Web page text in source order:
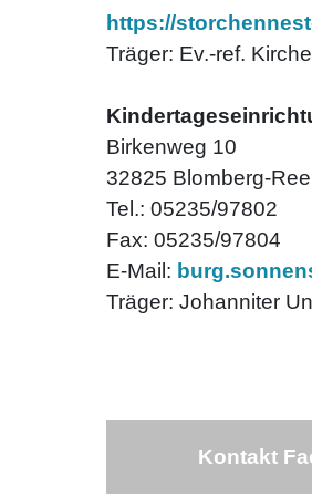
https://
Träger: Ev.-ref.
Birkenweg 10
32825 Blomberg-
Tel.: 05235/97802
Fax: 05235/97804
E-Mail:
Träger: Johanniter
Kontakt